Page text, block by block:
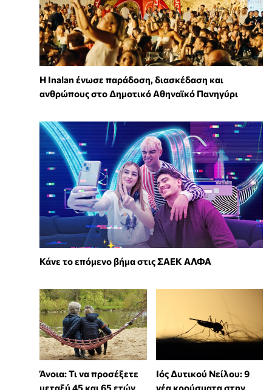
Η Inalan ένωσε παράδοση, διασκέδαση και
ανθρώπους στο Δημοτικό Αθηναϊκό Πανηγύρι
Κάνε το επόμενο βήμα στις ΣΑΕΚ ΑΛΦΑ
Άνοια: Τι να προσέξετε
μεταξύ 45 και 65 ετών
Ιός Δυτικού Νείλου: 9
νέα κρούσματα στην